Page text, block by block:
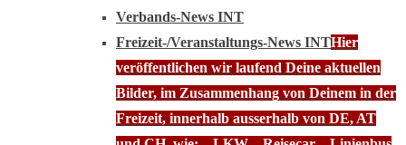
Verbands-News INT
Freizeit-/Veranstaltungs-News INTHier
veröffentlichen wir laufend Deine aktuellen
Bilder, im Zusammenhang von Deinem in der
Freizeit, innerhalb ausserhalb von DE, AT